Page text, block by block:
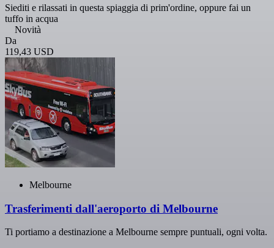
Siediti e rilassati in questa spiaggia di prim'ordine, oppure fai un
tuffo in acqua
Novità
Da
119,43 USD
Melbourne
Trasferimenti dall'aeroporto di Melbourne
Ti portiamo a destinazione a Melbourne sempre puntuali, ogni volta.